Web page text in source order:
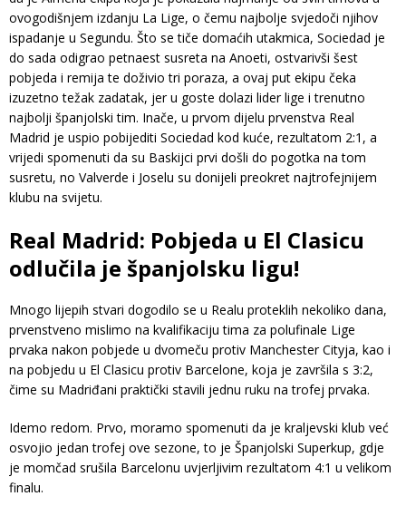
ovogodišnjem izdanju La Lige, o čemu najbolje svjedoči njihov
ispadanje u Segundu. Što se tiče domaćih utakmica, Sociedad je
do sada odigrao petnaest susreta na Anoeti, ostvarivši šest
pobjeda i remija te doživio tri poraza, a ovaj put ekipu čeka
izuzetno težak zadatak, jer u goste dolazi lider lige i trenutno
najbolji španjolski tim. Inače, u prvom dijelu prvenstva Real
Madrid je uspio pobijediti Sociedad kod kuće, rezultatom 2:1, a
vrijedi spomenuti da su Baskijci prvi došli do pogotka na tom
susretu, no Valverde i Joselu su donijeli preokret najtrofejnijem
klubu na svijetu.
Real Madrid: Pobjeda u El Clasicu
odlučila je španjolsku ligu!
Mnogo lijepih stvari dogodilo se u Realu proteklih nekoliko dana,
prvenstveno mislimo na kvalifikaciju tima za polufinale Lige
prvaka nakon pobjede u dvomeču protiv Manchester Cityja, kao i
na pobjedu u El Clasicu protiv Barcelone, koja je završila s 3:2,
čime su Madriđani praktički stavili jednu ruku na trofej prvaka.
Idemo redom. Prvo, moramo spomenuti da je kraljevski klub već
osvojio jedan trofej ove sezone, to je Španjolski Superkup, gdje
je momčad srušila Barcelonu uvjerljivim rezultatom 4:1 u velikom
finalu.